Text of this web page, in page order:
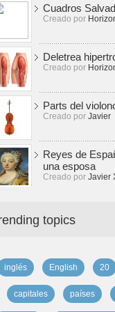
Cuadros
Creado por
Deletrea
Creado por
Parts del
Creado por Javier
Reyes de
una esposa
Creado por Javier
topics
inglés English 20
capitales países